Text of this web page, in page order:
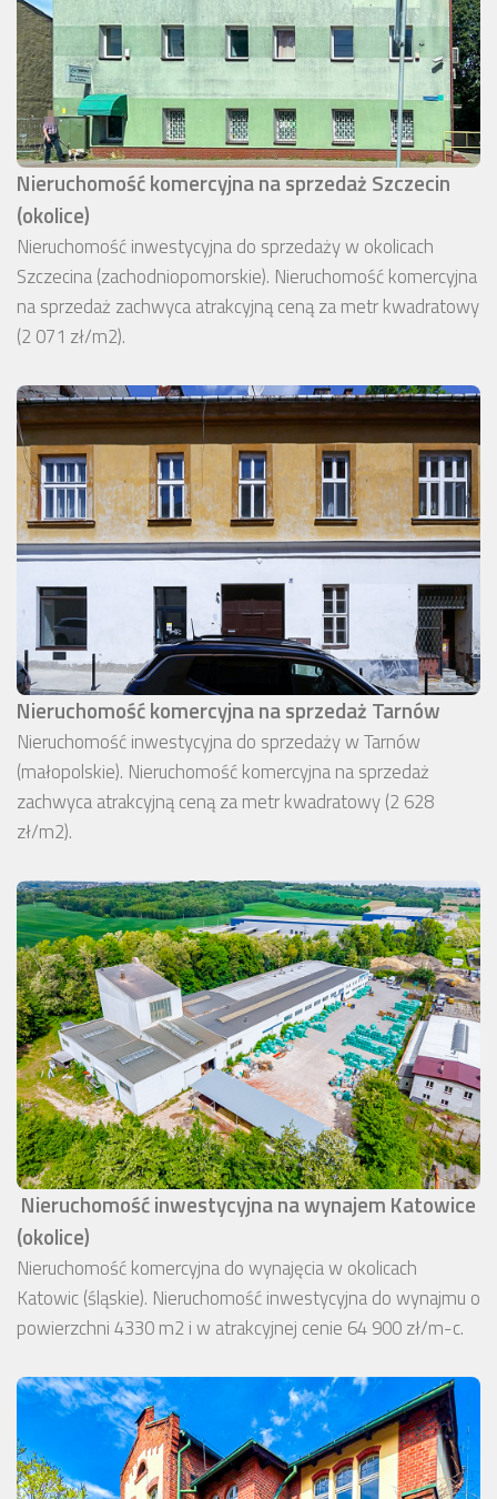
Nieruchomość komercyjna na sprzedaż Szczecin
(okolice)
Nieruchomość inwestycyjna do sprzedaży w okolicach
Szczecina (zachodniopomorskie). Nieruchomość komercyjna
na sprzedaż zachwyca atrakcyjną ceną za metr kwadratowy
(2 071 zł/m2).
Nieruchomość komercyjna na sprzedaż Tarnów
Nieruchomość inwestycyjna do sprzedaży w Tarnów
(małopolskie). Nieruchomość komercyjna na sprzedaż
zachwyca atrakcyjną ceną za metr kwadratowy (2 628
zł/m2).
Nieruchomość inwestycyjna na wynajem Katowice
(okolice)
Nieruchomość komercyjna do wynajęcia w okolicach
Katowic (śląskie). Nieruchomość inwestycyjna do wynajmu o
powierzchni 4330 m2 i w atrakcyjnej cenie 64 900 zł/m-c.